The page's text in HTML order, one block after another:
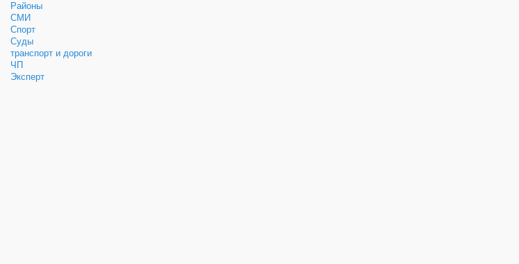
Районы
СМИ
Спорт
Суды
транспорт и дороги
ЧП
Эксперт